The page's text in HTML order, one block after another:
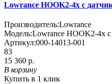
Lowrance HOOK2-4x с
Производитель:Lowrance
Модель:Lowrance HOOK2-4x
Артикул:000-14013-001
83
15 360 р.
В корзину
Купить в 1 клик